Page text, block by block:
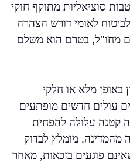
סוציאליות מתוקף חוקי
לאומי דורש הצהרה
מחו"ל, בטרם הוא משלם
באופן מלא או חלקי
עולים חדשים מופתעים
קטנה עלולה להפחית
מומלץ לבדוק
פוגעים בזכאות, מאחר